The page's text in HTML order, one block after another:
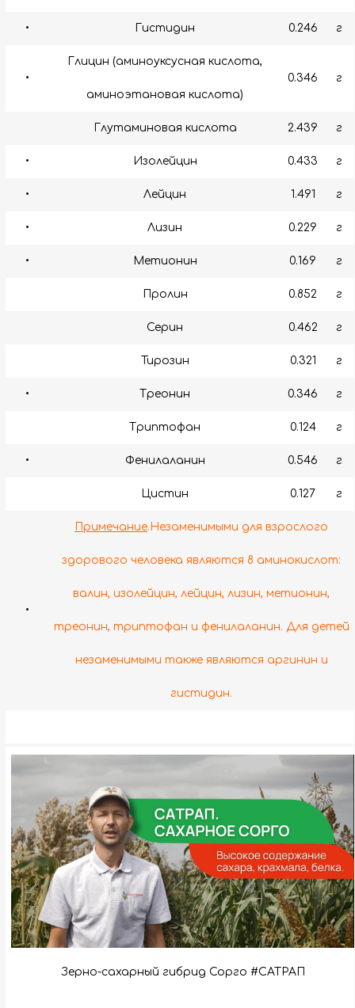
• Гистидин 0.246 г
•
Глицин (аминоуксусная кислота,
аминоэтановая кислота)
0.346 г
Глутаминовая кислота 2.439 г
• Изолейцин 0.433 г
• Лейцин 1.491 г
• Лизин 0.229 г
• Метионин 0.169 г
Пролин 0.852 г
Серин 0.462 г
Тирозин 0.321 г
• Треонин 0.346 г
Триптофан 0.124 г
• Фенилаланин 0.546 г
Цистин 0.127 г
•
Примечание.Незаменимыми для взрослого
здорового человека являются 8 аминокислот:
валин, изолейцин, лейцин, лизин, метионин,
треонин, триптофан и фенилаланин. Для детей
незаменимыми также являются аргинин и
гистидин.
Зерно-сахарный гибрид Сорго #САТРАП